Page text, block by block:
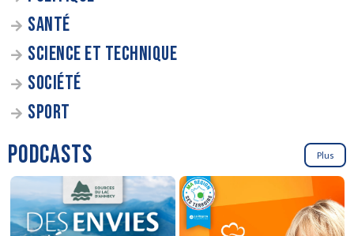
SANTÉ
SCIENCE ET TECHNIQUE
SOCIÉTÉ
SPORT
PODCASTS Plus